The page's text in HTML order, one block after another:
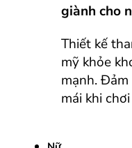
giành cho
Thiết kế
mỹ khỏe
mạnh.
mái khi